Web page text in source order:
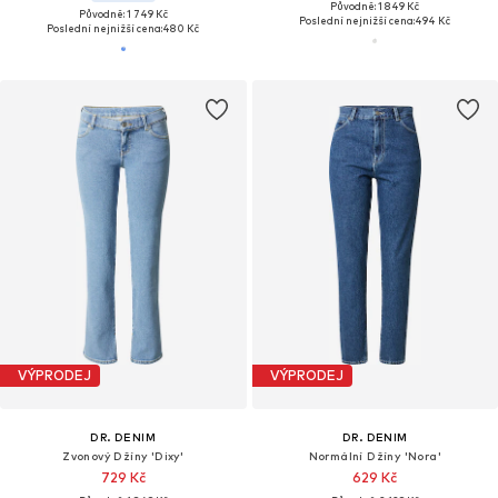
Původně: 1 749 Kč
Poslední nejnižší cena:480 Kč
Původně: 1 849 Kč
Poslední nejnižší cena:494 Kč
VÝPRODEJ
DR. DENIM
Zvonový Džíny 'Dixy'
729 Kč
VÝPRODEJ
DR. DENIM
Normální Džíny 'Nora'
629 Kč